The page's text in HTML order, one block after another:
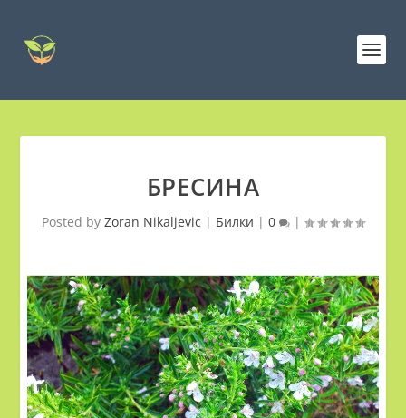
БРЕСИНА
Posted by Zoran Nikaljevic | Билки | 0 |